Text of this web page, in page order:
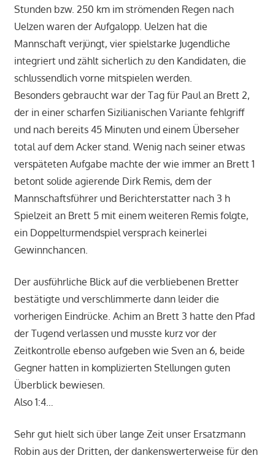
Stunden bzw. 250 km im strömenden Regen nach
Uelzen waren der Aufgalopp. Uelzen hat die
Mannschaft verjüngt, vier spielstarke Jugendliche
integriert und zählt sicherlich zu den Kandidaten, die
schlussendlich vorne mitspielen werden.
Besonders gebraucht war der Tag für Paul an Brett 2,
der in einer scharfen Sizilianischen Variante fehlgriff
und nach bereits 45 Minuten und einem Überseher
total auf dem Acker stand. Wenig nach seiner etwas
verspäteten Aufgabe machte der wie immer an Brett 1
betont solide agierende Dirk Remis, dem der
Mannschaftsführer und Berichterstatter nach 3 h
Spielzeit an Brett 5 mit einem weiteren Remis folgte,
ein Doppelturmendspiel versprach keinerlei
Gewinnchancen.
Der ausführliche Blick auf die verbliebenen Bretter
bestätigte und verschlimmerte dann leider die
vorherigen Eindrücke. Achim an Brett 3 hatte den Pfad
der Tugend verlassen und musste kurz vor der
Zeitkontrolle ebenso aufgeben wie Sven an 6, beide
Gegner hatten in komplizierten Stellungen guten
Überblick bewiesen.
Also 1:4…
Sehr gut hielt sich über lange Zeit unser Ersatzmann
Robin aus der Dritten, der dankenswerterweise für den